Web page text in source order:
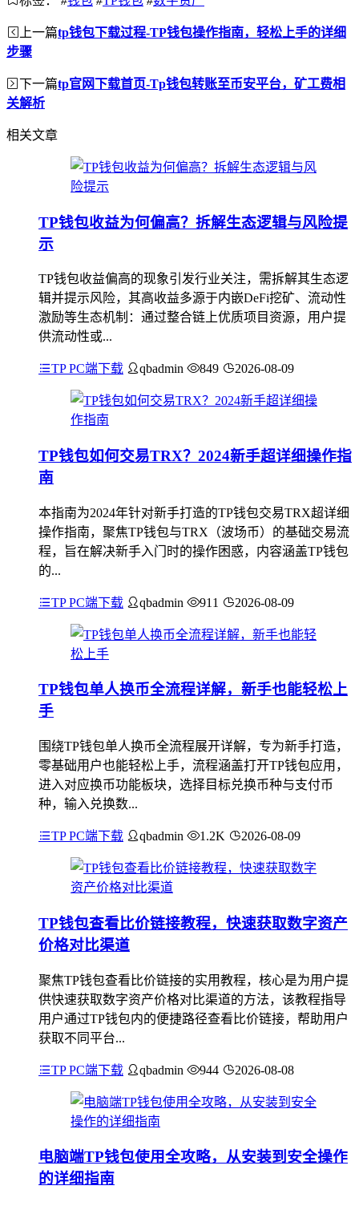
上一篇tp钱包下载过程-TP钱包操作指南，轻松上手的详细
步骤
下一篇tp官网下载首页-Tp钱包转账至币安平台，矿工费相
关解析
相关文章
TP钱包收益为何偏高？拆解生态逻辑与风险提
示
TP钱包收益偏高的现象引发行业关注，需拆解其生态逻
辑并提示风险，其高收益多源于内嵌DeFi挖矿、流动性
激励等生态机制：通过整合链上优质项目资源，用户提
供流动性或...
TP PC端下载 qbadmin 849 2026-08-09
TP钱包如何交易TRX？2024新手超详细操作指
南
本指南为2024年针对新手打造的TP钱包交易TRX超详细
操作指南，聚焦TP钱包与TRX（波场币）的基础交易流
程，旨在解决新手入门时的操作困惑，内容涵盖TP钱包
的...
TP PC端下载 qbadmin 911 2026-08-09
TP钱包单人换币全流程详解，新手也能轻松上
手
围绕TP钱包单人换币全流程展开详解，专为新手打造，
零基础用户也能轻松上手，流程涵盖打开TP钱包应用，
进入对应换币功能板块，选择目标兑换币种与支付币
种，输入兑换数...
TP PC端下载 qbadmin 1.2K 2026-08-09
TP钱包查看比价链接教程，快速获取数字资产
价格对比渠道
聚焦TP钱包查看比价链接的实用教程，核心是为用户提
供快速获取数字资产价格对比渠道的方法，该教程指导
用户通过TP钱包内的便捷路径查看比价链接，帮助用户
获取不同平台...
TP PC端下载 qbadmin 944 2026-08-08
电脑端TP钱包使用全攻略，从安装到安全操作
的详细指南